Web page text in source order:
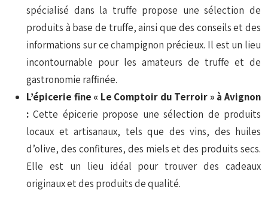
spécialisé dans la truffe propose une sélection de
produits à base de truffe, ainsi que des conseils et des
informations sur ce champignon précieux. Il est un lieu
incontournable pour les amateurs de truffe et de
gastronomie raffinée.
L’épicerie fine « Le Comptoir du Terroir » à Avignon
:Cette épicerie propose une sélection de produits
locaux et artisanaux, tels que des vins, des huiles
d’olive, des confitures, des miels et des produits secs.
Elle est un lieu idéal pour trouver des cadeaux
originaux et des produits de qualité.